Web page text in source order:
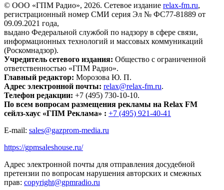
© ООО «ГПМ Радио», 2026. Сетевое издание relax-fm.ru,
регистрационный номер СМИ серия Эл № ФС77-81889 от
09.09.2021 года,
выдано Федеральной службой по надзору в сфере связи,
информационных технологий и массовых коммуникаций
(Роскомнадзор).
Учредитель сетевого издания: Общество с ограниченной
ответственностью «ГПМ Радио».
Главный редактор: Морозова Ю. П.
Адрес электронной почты: relax@relax-fm.ru.
Телефон редакции: +7 (495) 730-10-10.
По всем вопросам размещения рекламы на Relax FM
сейлз-хаус «ГПМ Реклама» : +7 (495) 921-40-41
E-mail: sales@gazprom-media.ru
https://gpmsaleshouse.ru/
Адрес электронной почты для отправления досудебной
претензии по вопросам нарушения авторских и смежных
прав: copyright@gpmradio.ru